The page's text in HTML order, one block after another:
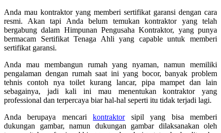
Anda mau kontraktor yang memberi sertifikat garansi dengan cara
resmi. Akan tapi Anda belum temukan kontraktor yang telah
bergabung dalam Himpunan Pengusaha Kontraktor, yang punya
bermacam Sertifikat Tenaga Ahli yang capable untuk memberi
sertifikat garansi.
Anda mau membangun rumah yang nyaman, namun memiliki
pengalaman dengan rumah saat ini yang bocor, banyak problem
tehnis contoh nya toilet kurang lancar, pipa mampet dan lain
sebagainya, jadi kali ini mau menentukan kontraktor yang
professional dan terpercaya biar hal-hal seperti itu tidak terjadi lagi.
Anda berupaya mencarikontraktorsipil yang bisa memberi
dukungan gambar, namun dukungan gambar dilaksanakan oleh